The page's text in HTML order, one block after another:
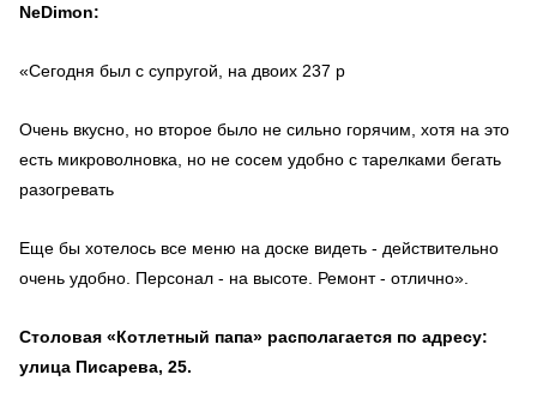
NeDimon:
«Сегодня был с супругой, на двоих 237 р
Очень вкусно, но второе было не сильно горячим, хотя на это
есть микроволновка, но не сосем удобно с тарелками бегать
разогревать
Еще бы хотелось все меню на доске видеть - действительно
очень удобно. Персонал - на высоте. Ремонт - отлично».
Столовая «Котлетный папа» располагается по адресу:
улица Писарева, 25.